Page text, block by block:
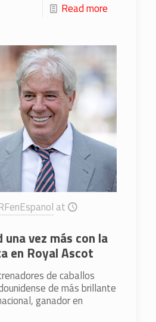
Read more
at
vez más con la
en Royal Ascot
de caballos
de más brillante
ganador en